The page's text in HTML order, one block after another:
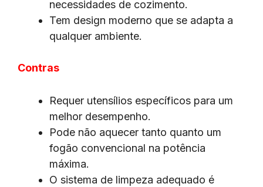
necessidades de cozimento.
Tem design moderno que se adapta a
qualquer ambiente.
Contras
Requer utensílios específicos para um
melhor desempenho.
Pode não aquecer tanto quanto um
fogão convencional na potência
máxima.
O sistema de limpeza adequado é